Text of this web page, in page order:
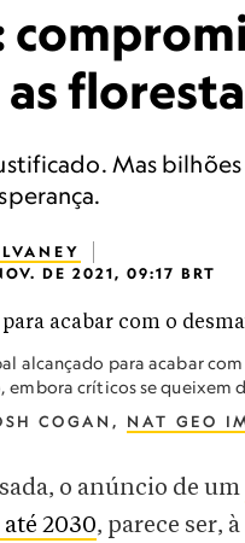
Mas
DE 2021, 09:17 BRT
alcançado para acabar
embora críticos se queixem
COGAN, NAT GEO
o anúncio de um
2030, parece ser,